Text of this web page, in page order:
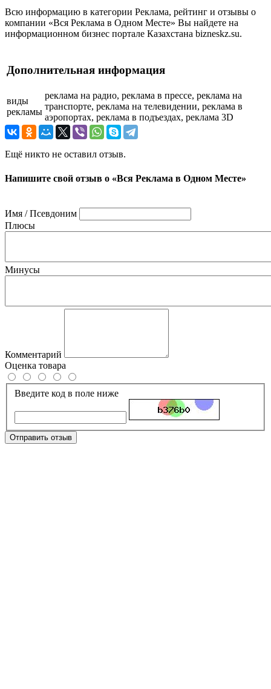
Всю информацию в категории Реклама, рейтинг и отзывы о
компании «Вся Реклама в Одном Месте» Вы найдете на
информационном бизнес портале Казахстана bizneskz.su.
Дополнительная информация
виды
рекламы
реклама на радио, реклама в прессе, реклама на
транспорте, реклама на телевидении, реклама в
аэропортах, реклама в подъездах, реклама 3D
Ещё никто не оставил отзыв.
Напишите свой отзыв о «Вся Реклама в Одном Месте»
Имя / Псевдоним
Плюсы
Минусы
Комментарий
Оценка товара
Введите код в поле ниже
Отправить отзыв